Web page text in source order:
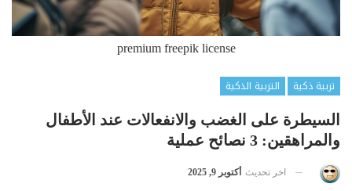
premium freepik license
تربية ذكية
التربية الذكية
السيطرة على الغضب والانفعالات عند الأطفال
والمراهقين: 3 نصائح عملية
اخر تحديث أكتوبر 9, 2025